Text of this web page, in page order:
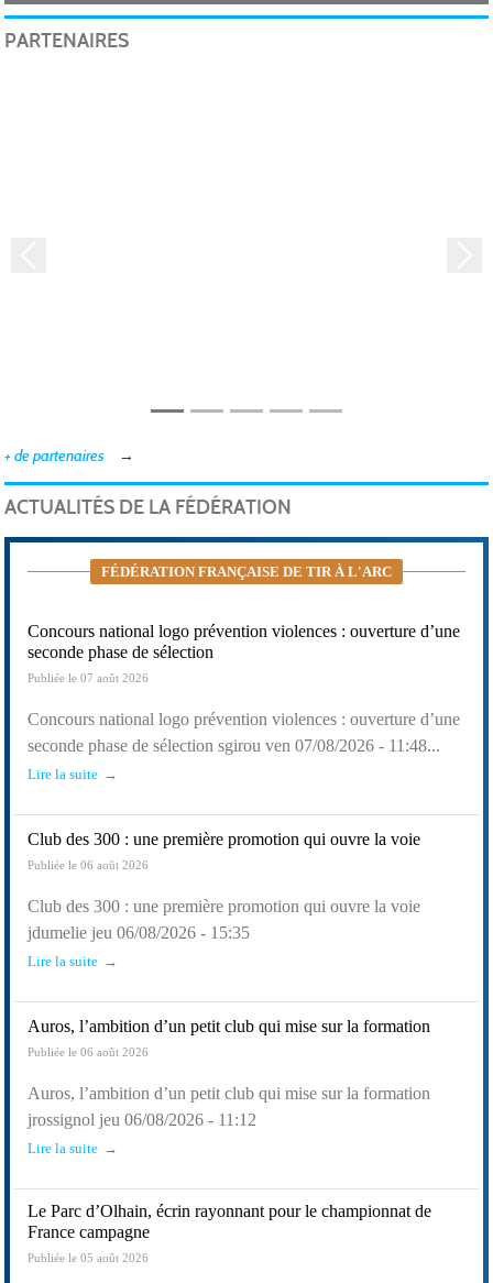
PARTENAIRES
+ de partenaires
ACTUALITÉS DE LA FÉDÉRATION
FÉDÉRATION FRANÇAISE DE TIR À L'ARC
Concours national logo prévention violences : ouverture d’une
seconde phase de sélection
Publiée le 07 août 2026
Concours national logo prévention violences : ouverture d’une
seconde phase de sélection sgirou ven 07/08/2026 - 11:48...
Lire la suite
Club des 300 : une première promotion qui ouvre la voie
Publiée le 06 août 2026
Club des 300 : une première promotion qui ouvre la voie
jdumelie jeu 06/08/2026 - 15:35
Lire la suite
Auros, l’ambition d’un petit club qui mise sur la formation
Publiée le 06 août 2026
Auros, l’ambition d’un petit club qui mise sur la formation
jrossignol jeu 06/08/2026 - 11:12
Lire la suite
Le Parc d’Olhain, écrin rayonnant pour le championnat de
France campagne
Publiée le 05 août 2026